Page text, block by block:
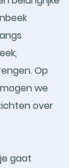
Op
we
over
gaat